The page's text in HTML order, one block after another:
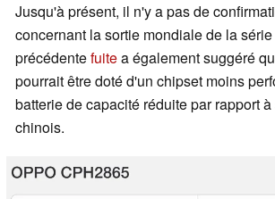
Jusqu'à présent, il n'y a pas de
concernant la sortie mondiale de la
précédentefuitea également suggéré
pourrait être doté d'un chipset moins
batterie de capacité réduite par rapport
chinois.